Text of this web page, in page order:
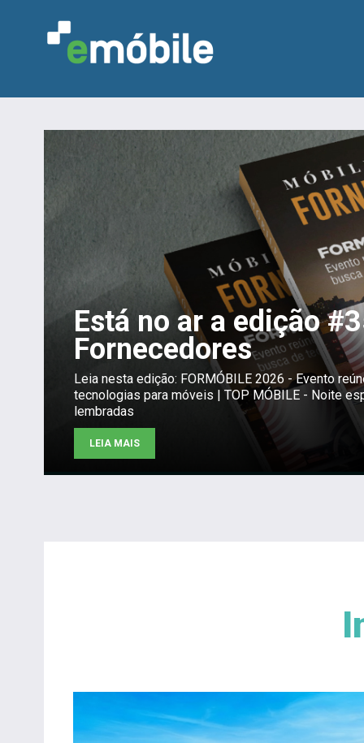
Está no ar a edição
Fornecedores
Leia nesta edição: FORMÓBILE 2026 - Evento
tecnologias para móveis | TOP MÓBILE - Noite
lembradas
LEIA MAIS